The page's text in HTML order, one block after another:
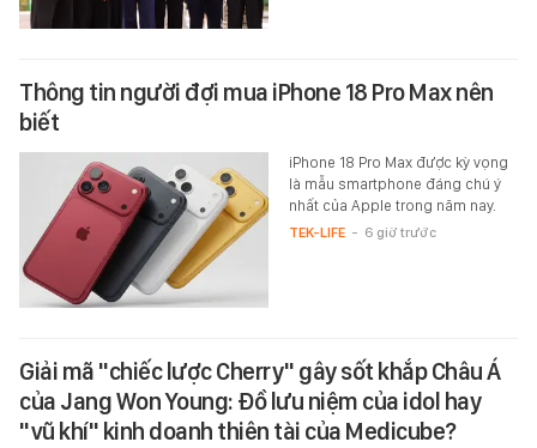
Thông tin người đợi mua iPhone 18 Pro Max nên
biết
iPhone 18 Pro Max được kỳ vọng
là mẫu smartphone đáng chú ý
nhất của Apple trong năm nay.
TEK-LIFE - 6 giờ trước
Giải mã "chiếc lược Cherry" gây sốt khắp Châu Á
của Jang Won Young: Đồ lưu niệm của idol hay
"vũ khí" kinh doanh thiên tài của Medicube?